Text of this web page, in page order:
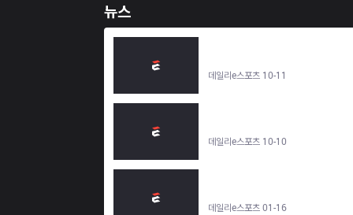
뉴스
데일리e스포츠 10-11
데일리e스포츠 10-10
데일리e스포츠 01-16